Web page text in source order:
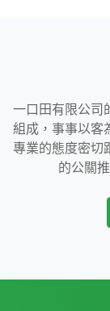
一口田有限公司
組成，事事以客
專業的態度密切
的公關